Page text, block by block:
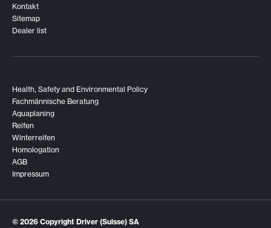
Kontakt
Sitemap
Dealer list
Health, Safety and Environmental Policy
Fachmännische Beratung
Aquaplaning
Reifen
Winterreifen
Homologation
AGB
Impressum
© 2026 Copyright Driver (Suisse) SA